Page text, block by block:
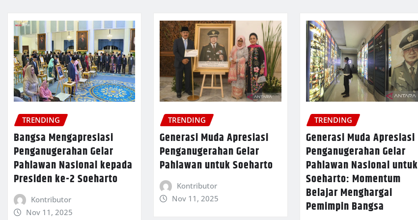
TRENDING
Bangsa Mengapresiasi
Penganugerahan Gelar
Pahlawan Nasional kepada
Presiden ke-2 Soeharto
Kontributor
Nov 11, 2025
TRENDING
Generasi Muda Apresiasi
Penganugerahan Gelar
Pahlawan untuk Soeharto
Kontributor
Nov 11, 2025
TRENDING
Generasi Muda Apresiasi
Penganugerahan Gelar
Pahlawan Nasional untuk
Soeharto: Momentum
Belajar Menghargai
Pemimpin Bangsa